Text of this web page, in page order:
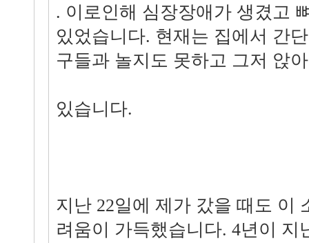
. 이로인해 심장장애가 생겼고
있었습니다. 현재는 집에서 간
구들과 놀지도 못하고 그저 앉
있습니다.
지난 22일에 제가 갔을 때도 이
려움이 가득했습니다. 4년이 지